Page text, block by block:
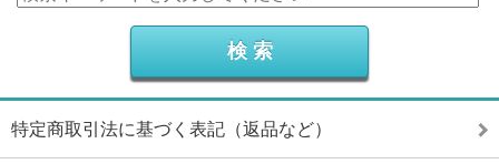
特定商取引法に基づく表記（返品など）